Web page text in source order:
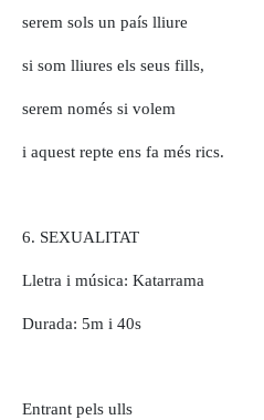
serem sols un país lliure
si som lliures els seus fills,
serem només si volem
i aquest repte ens fa més rics.
6. SEXUALITAT
Lletra i música: Katarrama
Durada: 5m i 40s
Entrant pels ulls